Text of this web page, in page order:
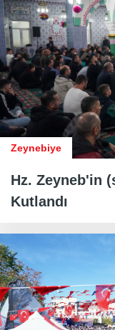
Zeynebiye
Hz. Zeyneb'in
Kutlandı